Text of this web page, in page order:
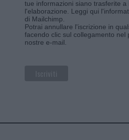
tue informazioni siano trasferite a
l'elaborazione. Leggi qui
di Mailchimp
Potrai annullare l'iscrizione in
facendo clic sul collegamento nel
nostre e-mail.